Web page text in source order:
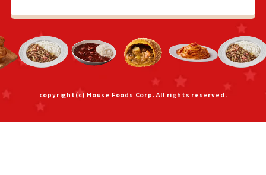
copyright(c) House Foods Corp. All rights reserved.